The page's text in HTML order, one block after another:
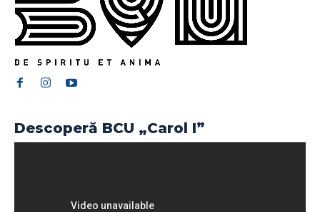
Descoperă BCU „Carol I”